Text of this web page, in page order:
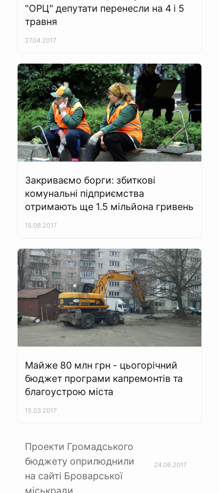
"ОРЦ" депутати перенесли на 4 і 5
травня
27.04.2017
Закриваємо борги: збиткові
комунальні підприємства
отримають ще 1.5 мільйона гривень
15.08.2017
Майже 80 млн грн - цьогорічний
бюджет програми капремонтів та
благоустрою міста
15.03.2017
Проекти Громадського
бюджету оприлюднили
на сайті Броварської
міськради
24.06.2017